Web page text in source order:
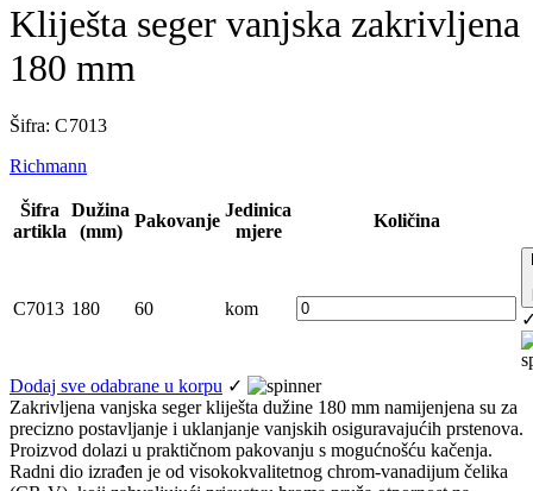
Kliješta seger vanjska zakrivljena
180 mm
Šifra: C 7013
Richmann
Šifra
artikla
Dužina
(mm)
Pakovanje
Jedinica
mjere
Količina
C7013 180 60 kom
Dodaj sve odabrane u korpu ✓
Zakrivljena vanjska seger kliješta dužine 180 mm namijenjena su za
precizno postavljanje i uklanjanje vanjskih osiguravajućih prstenova.
Proizvod dolazi u praktičnom pakovanju s mogućnošću kačenja.
Radni dio izrađen je od visokokvalitetnog chrom-vanadijum čelika